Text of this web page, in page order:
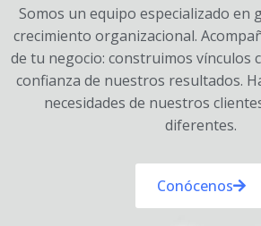
Somos un equipo especializado
crecimiento organizacional.
de tu negocio: construimos vínculos
confianza de nuestros resultados.
necesidades de nuestros
diferentes.
Conócenos